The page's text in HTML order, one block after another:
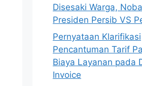
Disesaki Warga,
Presiden Persib VS
Pernyataan Klarifikasi
Pencantuman Tarif
Biaya Layanan pada
Invoice